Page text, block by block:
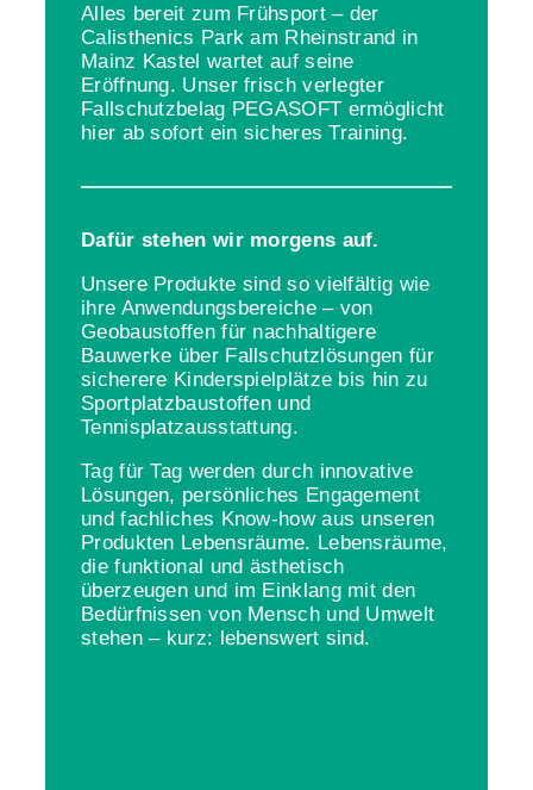
Alles bereit zum Frühsport – der
Calisthenics Park am Rheinstrand in
Mainz Kastel wartet auf seine
Eröffnung. Unser frisch verlegter
Fallschutzbelag PEGASOFT ermöglicht
hier ab sofort ein sicheres Training.
Dafür stehen wir morgens auf.
Unsere Produkte sind so vielfältig wie
ihre Anwendungsbereiche – von
Geobaustoffen für nachhaltigere
Bauwerke über Fallschutzlösungen für
sicherere Kinderspielplätze bis hin zu
Sportplatzbaustoffen und
Tennisplatzausstattung.
Tag für Tag werden durch innovative
Lösungen, persönliches Engagement
und fachliches Know-how aus unseren
Produkten Lebensräume. Lebensräume,
die funktional und ästhetisch
überzeugen und im Einklang mit den
Bedürfnissen von Mensch und Umwelt
stehen – kurz: lebenswert sind.